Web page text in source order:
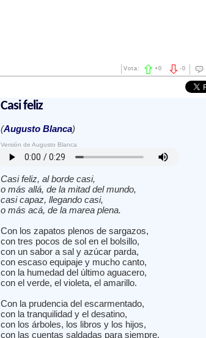
-0
Vota: +0
Casi feliz
(Augusto Blanca)
Versión de Augusto Blanca
Casi feliz, al borde casi,
o más allá, de la mitad del mundo,
casi capaz, llegando casi,
o más acá, de la marea plena.
Con los zapatos plenos de sargazos,
con tres pocos de sol en el bolsillo,
con un sabor a sal y azúcar parda,
con escaso equipaje y mucho canto,
con la humedad del último aguacero,
con el verde, el violeta, el amarillo.
Con la prudencia del escarmentado,
con la tranquilidad y el desatino,
con los árboles, los libros y los hijos,
con las cuentas saldadas para siempre,